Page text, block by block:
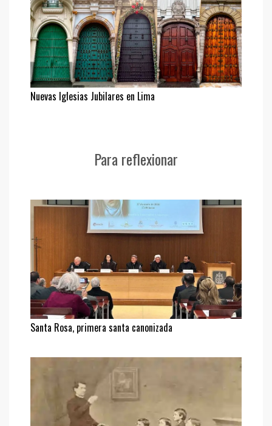
Nuevas Iglesias Jubilares en Lima
Para reflexionar
Santa Rosa, primera santa canonizada